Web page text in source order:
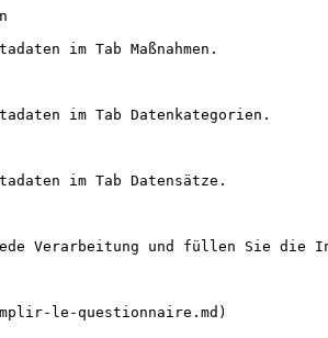
im Tab Maßnahmen.
im Tab Datenkategorien.
im Tab Datensätze.
Verarbeitung und füllen Sie
le-questionnaire.md)